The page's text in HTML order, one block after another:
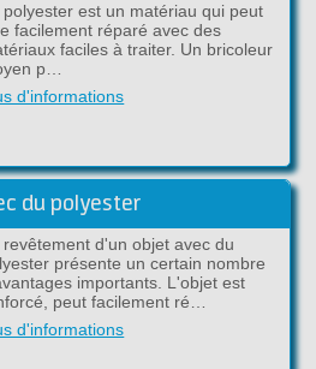
polyester est un matériau qui peut
facilement réparé avec des
faciles à traiter. Un bricoleur
p…
d'informations
du polyester
revêtement d'un objet avec du
présente un certain nombre
importants. L'objet est
peut facilement ré…
d'informations